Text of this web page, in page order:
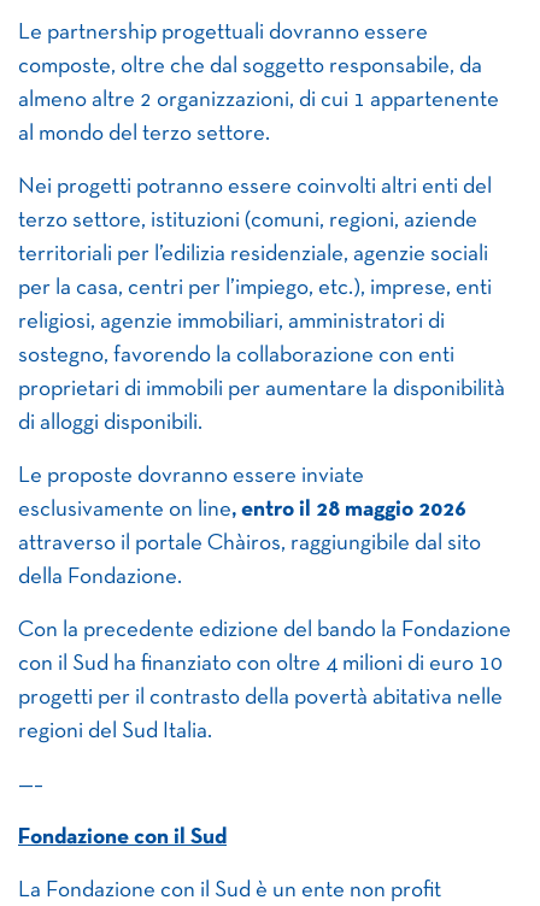
Le partnership progettuali dovranno essere
composte, oltre che dal soggetto responsabile, da
almeno altre 2 organizzazioni, di cui 1 appartenente
al mondo del terzo settore.
Nei progetti potranno essere coinvolti altri enti del
terzo settore, istituzioni (comuni, regioni, aziende
territoriali per l’edilizia residenziale, agenzie sociali
per la casa, centri per l’impiego, etc.), imprese, enti
religiosi, agenzie immobiliari, amministratori di
sostegno, favorendo la collaborazione con enti
proprietari di immobili per aumentare la disponibilità
di alloggi disponibili.
Le proposte dovranno essere inviate
esclusivamente on line, entro il 28 maggio 2026
attraverso il portale Chàiros, raggiungibile dal sito
della Fondazione.
Con la precedente edizione del bando la Fondazione
con il Sud ha finanziato con oltre 4 milioni di euro 10
progetti per il contrasto della povertà abitativa nelle
regioni del Sud Italia.
—–
Fondazione con il Sud
La Fondazione con il Sud è un ente non profit